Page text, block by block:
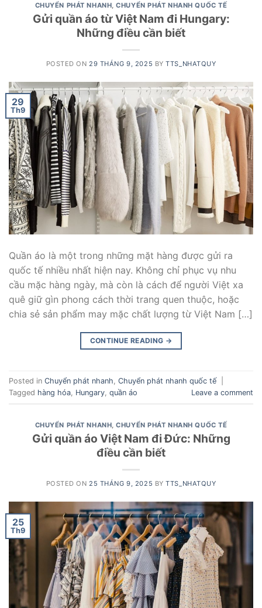
CHUYỂN PHÁT NHANH ,CHUYỂN PHÁT NHANH QUỐC TẾ
Gửi quần áo từ Việt Nam đi Hungary:
Những điều cần biết
POSTED ON29 THÁNG 9, 2025 BYTTS_NHATQUY
29
Th9
Quần áo là một trong những mặt hàng được gửi ra
quốc tế nhiều nhất hiện nay. Không chỉ phục vụ nhu
cầu mặc hàng ngày, mà còn là cách để người Việt xa
quê giữ gìn phong cách thời trang quen thuộc, hoặc
chia sẻ sản phẩm may mặc chất lượng từ Việt Nam […]
CONTINUE READING →
Posted in Chuyển phát nhanh Chuyển phát nhanh quốc tế
Tagged hàng hóa Hungary quần áo Leave a comment
CHUYỂN PHÁT NHANH ,CHUYỂN PHÁT NHANH QUỐC TẾ
Gửi quần áo Việt Nam đi Đức: Những
điều cần biết
POSTED ON25 THÁNG 9, 2025 BYTTS_NHATQUY
25
Th9